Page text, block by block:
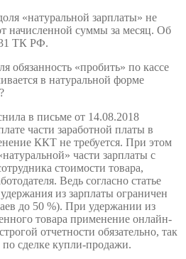
«натуральной зарплаты» не
начисленной суммы за месяц. Об
ТК РФ.
обязанность «пробить» по кассе
в натуральной форме
в письме от 14.08.2018
части заработной платы в
ККТ не требуется. При этом
части зарплаты с
стоимости товара,
Ведь согласно статье
из зарплаты ограничен
до 50 %). При удержании из
товара применение онлайн-
отчетности обязательно, так
по сделке купли-продажи.